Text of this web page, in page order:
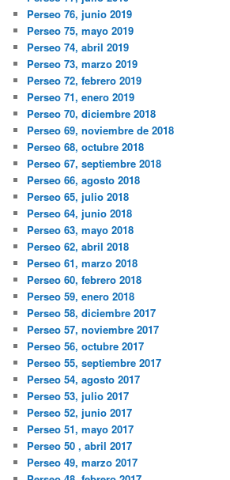
Perseo 76, junio 2019
Perseo 75, mayo 2019
Perseo 74, abril 2019
Perseo 73, marzo 2019
Perseo 72, febrero 2019
Perseo 71, enero 2019
Perseo 70, diciembre 2018
Perseo 69, noviembre de 2018
Perseo 68, octubre 2018
Perseo 67, septiembre 2018
Perseo 66, agosto 2018
Perseo 65, julio 2018
Perseo 64, junio 2018
Perseo 63, mayo 2018
Perseo 62, abril 2018
Perseo 61, marzo 2018
Perseo 60, febrero 2018
Perseo 59, enero 2018
Perseo 58, diciembre 2017
Perseo 57, noviembre 2017
Perseo 56, octubre 2017
Perseo 55, septiembre 2017
Perseo 54, agosto 2017
Perseo 53, julio 2017
Perseo 52, junio 2017
Perseo 51, mayo 2017
Perseo 50 , abril 2017
Perseo 49, marzo 2017